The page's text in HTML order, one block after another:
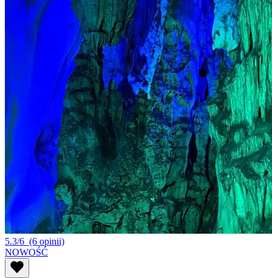
5.3/6 (6 opinii)
NOWOŚĆ